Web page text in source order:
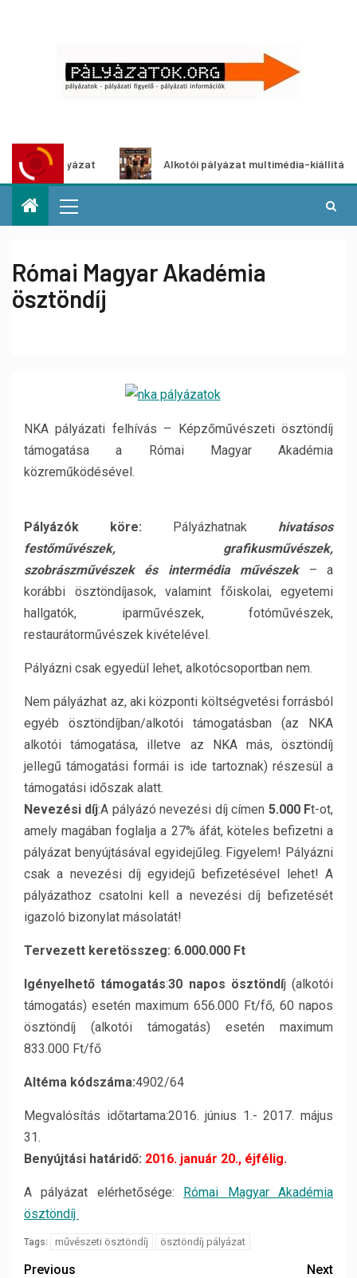
Alkotói pályázat multimédia-kiállításhoz
Római Magyar Akadémia
ösztöndíj
NKA pályázati felhívás – Képzőművészeti ösztöndíj
támogatása a Római Magyar Akadémia
közreműködésével.
Pályázók köre: Pályázhatnak hivatásos
festőművészek, grafikusművészek,
szobrászművészek és intermédia művészek– a
korábbi ösztöndíjasok, valamint főiskolai, egyetemi
hallgatók, iparművészek, fotóművészek,
restaurátorművészek kivételével.
Pályázni csak egyedül lehet, alkotócsoportban nem.
Nem pályázhat az, aki központi költségvetési forrásból
egyéb ösztöndíjban/alkotói támogatásban (az NKA
alkotói támogatása, illetve az NKA más, ösztöndíj
jellegű támogatási formái is ide tartoznak) részesül a
támogatási időszak alatt.
Nevezési díj:A pályázó nevezési díj címen 5.000 Ft-ot,
amely magában foglalja a 27% áfát, köteles befizetni a
pályázat benyújtásával egyidejűleg. Figyelem! Pályázni
csak a nevezési díj egyidejű befizetésével lehet! A
pályázathoz csatolni kell a nevezési díj befizetését
igazoló bizonylat másolatát!
Tervezett keretösszeg: 6.000.000 Ft
Igényelhető támogatás:30 napos ösztöndíj (alkotói
támogatás) esetén maximum 656.000 Ft/fő, 60 napos
ösztöndíj (alkotói támogatás) esetén maximum
833.000 Ft/fő
Altéma kódszáma:4902/64
Megvalósítás időtartama:2016. június 1.- 2017. május
31.
Benyújtási határidő: 2016. január 20., éjfélig.
A pályázat elérhetősége: Római Magyar Akadémia
ösztöndíj
Tags: művészeti ösztöndíj ösztöndíj pályázat
Previous
Next